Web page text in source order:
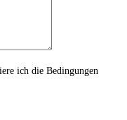
ich die Bedingungen